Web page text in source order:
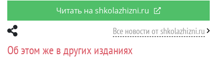
Читать на shkolazhizni.ru
Все новости от shkolazhizni.ru
Об этом же в других изданиях